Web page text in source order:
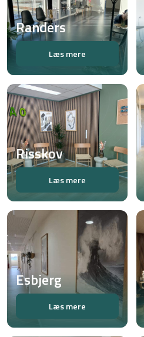
Randers
Læs mere
Risskov
Læs mere
Esbjerg
Læs mere